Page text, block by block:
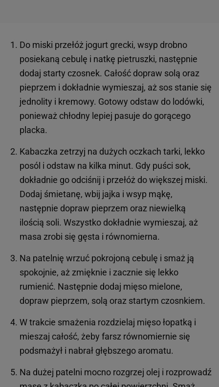
Do miski przełóż jogurt grecki, wsyp drobno
posiekaną cebulę i natkę pietruszki, następnie
dodaj starty czosnek. Całość dopraw solą oraz
pieprzem i dokładnie wymieszaj, aż sos stanie się
jednolity i kremowy. Gotowy odstaw do lodówki,
ponieważ chłodny lepiej pasuje do gorącego
placka.
Kabaczka zetrzyj na dużych oczkach tarki, lekko
posól i odstaw na kilka minut. Gdy puści sok,
dokładnie go odciśnij i przełóż do większej miski.
Dodaj śmietanę, wbij jajka i wsyp mąkę,
następnie dopraw pieprzem oraz niewielką
ilością soli. Wszystko dokładnie wymieszaj, aż
masa zrobi się gęsta i równomierna.
Na patelnię wrzuć pokrojoną cebulę i smaż ją
spokojnie, aż zmięknie i zacznie się lekko
rumienić. Następnie dodaj mięso mielone,
dopraw pieprzem, solą oraz startym czosnkiem.
W trakcie smażenia rozdzielaj mięso łopatką i
mieszaj całość, żeby farsz równomiernie się
podsmażył i nabrał głębszego aromatu.
Na dużej patelni mocno rozgrzej olej i rozprowadź